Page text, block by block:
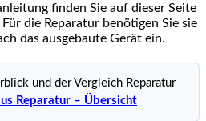
finden Sie auf dieser Seite
die Reparatur benötigen Sie sie
das ausgebaute Gerät ein.
und der Vergleich Reparatur
Reparatur – Übersicht